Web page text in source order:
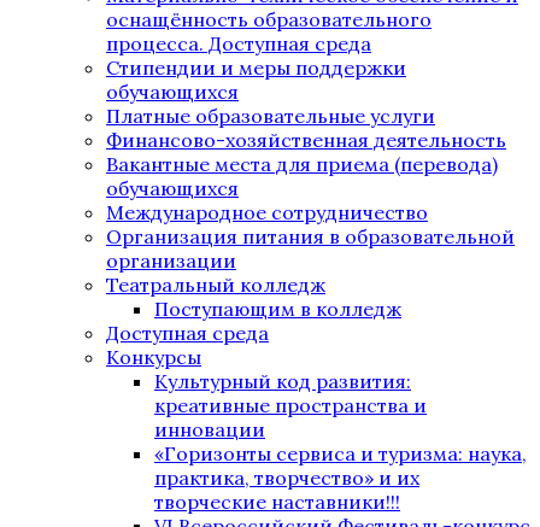
оснащённость образовательного
процесса. Доступная среда
Стипендии и меры поддержки
обучающихся
Платные образовательные услуги
Финансово-хозяйственная деятельность
Вакантные места для приема (перевода)
обучающихся
Международное сотрудничество
Организация питания в образовательной
организации
Театральный колледж
Поступающим в колледж
Доступная среда
Конкурсы
Культурный код развития:
креативные пространства и
инновации
«Горизонты сервиса и туризма: наука,
практика, творчество» и их
творческие наставники!!!